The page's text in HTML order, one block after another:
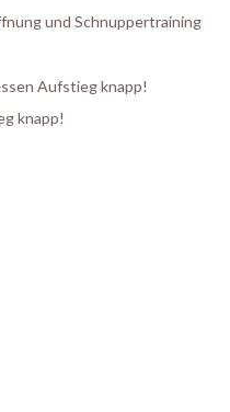
und Schnuppertraining
Aufstieg knapp!
knapp!